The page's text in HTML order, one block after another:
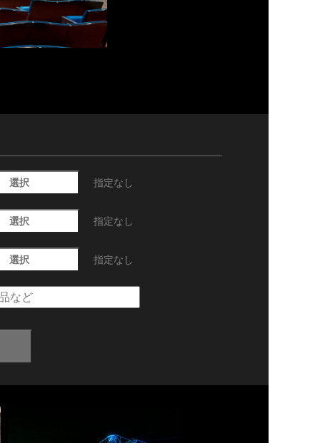
選択 指定なし
選択 指定なし
選択 指定なし